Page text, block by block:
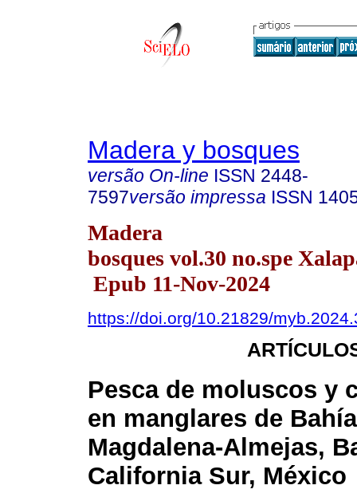
Madera y bosques
versão On-line ISSN 2448-
7597versão impressa ISSN
Madera
bosques vol.30 no.spe
Epub 11-Nov-2024
https://doi.org/10.21829/
Pesca de moluscos y
en manglares de Bahía
Magdalena-Almejas,
California Sur, México